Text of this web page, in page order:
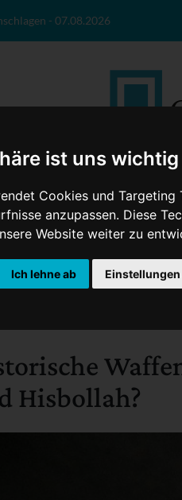
ist uns wichtig
Cookies und
anzupassen. Diese
Website weiter zu
Ich lehne ab
- 07.08.2026
Wirtschaft Firmennews
Hisbollah?